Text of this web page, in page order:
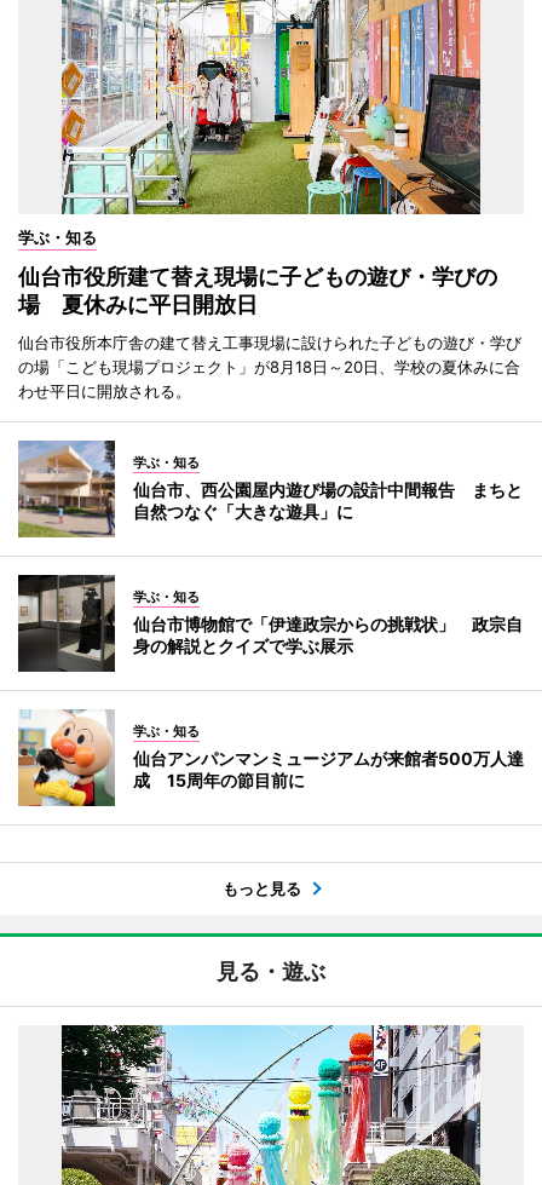
学ぶ・知る
仙台市役所建て替え現場に子どもの遊び・学びの
場 夏休みに平日開放日
仙台市役所本庁舎の建て替え工事現場に設けられた子どもの遊び・学び
の場「こども現場プロジェクト」が8月18日～20日、学校の夏休みに合
わせ平日に開放される。
学ぶ・知る
仙台市、西公園屋内遊び場の設計中間報告 まちと
自然つなぐ「大きな遊具」に
学ぶ・知る
仙台市博物館で「伊達政宗からの挑戦状」 政宗自
身の解説とクイズで学ぶ展示
学ぶ・知る
仙台アンパンマンミュージアムが来館者500万人達
成 15周年の節目前に
もっと見る
見る・遊ぶ